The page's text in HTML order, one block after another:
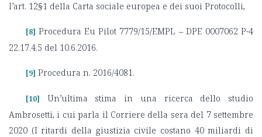
l’art. 12§1 della Carta sociale europea e dei suoi Protocolli,
[8] Procedura Eu Pilot 7779/15/EMPL – DPE 0007062 P-4
22.17.4.5 del 10.6.2016.
[9] Procedura n. 2016/4081.
[10] Un’ultima stima in una ricerca dello studio
Ambrosetti, i cui parla il Corriere della sera del 7 settembre
2020 (I ritardi della giustizia civile costano 40 miliardi di